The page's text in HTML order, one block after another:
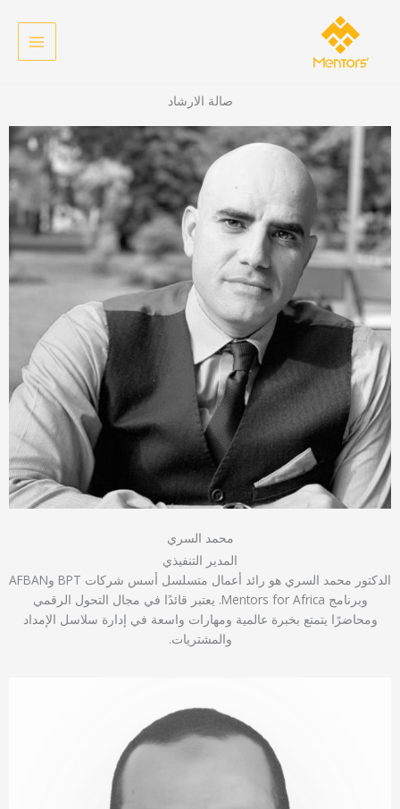
صالة الارشاد
محمد السري
المدير التنفيذي
الدكتور محمد السري هو رائد أعمال متسلسل أسس شركات BPT وAFBAN
وبرنامج Mentors for Africa. يعتبر قائدًا في مجال التحول الرقمي
ومحاضرًا يتمتع بخبرة عالمية ومهارات واسعة في إدارة سلاسل الإمداد
والمشتريات.